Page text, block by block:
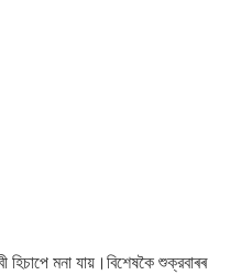
মনা যায়।বিশেষকৈ শুক্রবাৰৰ